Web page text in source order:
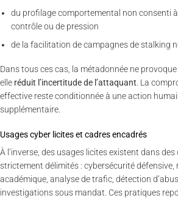
du profilage comportemental non consenti
contrôle ou de pression
de la facilitation de campagnes de stalking
Dans tous ces cas, la métadonnée ne provoque
elle réduit l’incertitude de l’attaquant. La
effective reste conditionnée à une action
supplémentaire.
Usages cyber licites et cadres encadrés
À l’inverse, des usages licites existent dans des
strictement délimités : cybersécurité défensive,
académique, analyse de trafic, détection
investigations sous mandat. Ces pratiques